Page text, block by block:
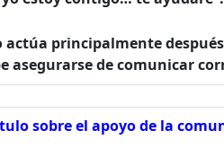
actúa principalmente
asegurarse de comunicar
sobre el apoyo de la